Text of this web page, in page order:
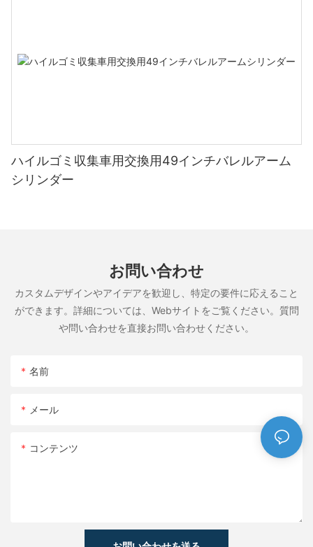
ハイルゴミ収集車用交換用49インチバレルアーム
シリンダー
お問い合わせ
カスタムデザインやアイデアを歓迎し、特定の要件に応えること
ができます。詳細については、Webサイトをご覧ください。質問
や問い合わせを直接お問い合わせください。
名前
メール
コンテンツ